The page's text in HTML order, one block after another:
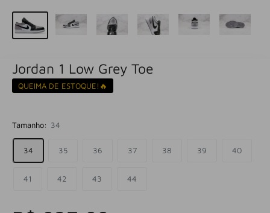
Jordan 1 Low Grey Toe
QUEIMA DE ESTOQUE!🔥
Tamanho: 34
34 35 36 37 38 39 40
41 42 43 44